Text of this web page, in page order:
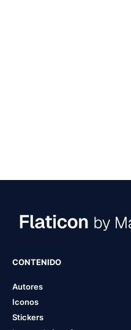
CONTENIDO
Autores
Iconos
Stickers